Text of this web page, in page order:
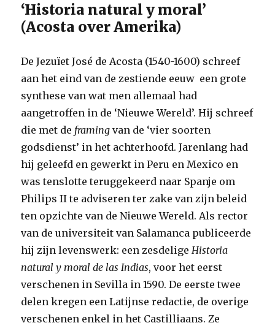
‘Historia natural y moral’
(Acosta over Amerika)
De Jezuïet José de Acosta (1540-1600) schreef
aan het eind van de zestiende eeuw een grote
synthese van wat men allemaal had
aangetroffen in de ‘Nieuwe Wereld’. Hij schreef
die met de framingvan de ‘vier soorten
godsdienst’ in het achterhoofd. Jarenlang had
hij geleefd en gewerkt in Peru en Mexico en
was tenslotte teruggekeerd naar Spanje om
Philips II te adviseren ter zake van zijn beleid
ten opzichte van de Nieuwe Wereld. Als rector
van de universiteit van Salamanca publiceerde
hij zijn levenswerk: een zesdeligeHistoria
natural y moral de las Indias, voor het eerst
verschenen in Sevilla in 1590. De eerste twee
delen kregen een Latijnse redactie, de overige
verschenen enkel in het Castilliaans. Ze